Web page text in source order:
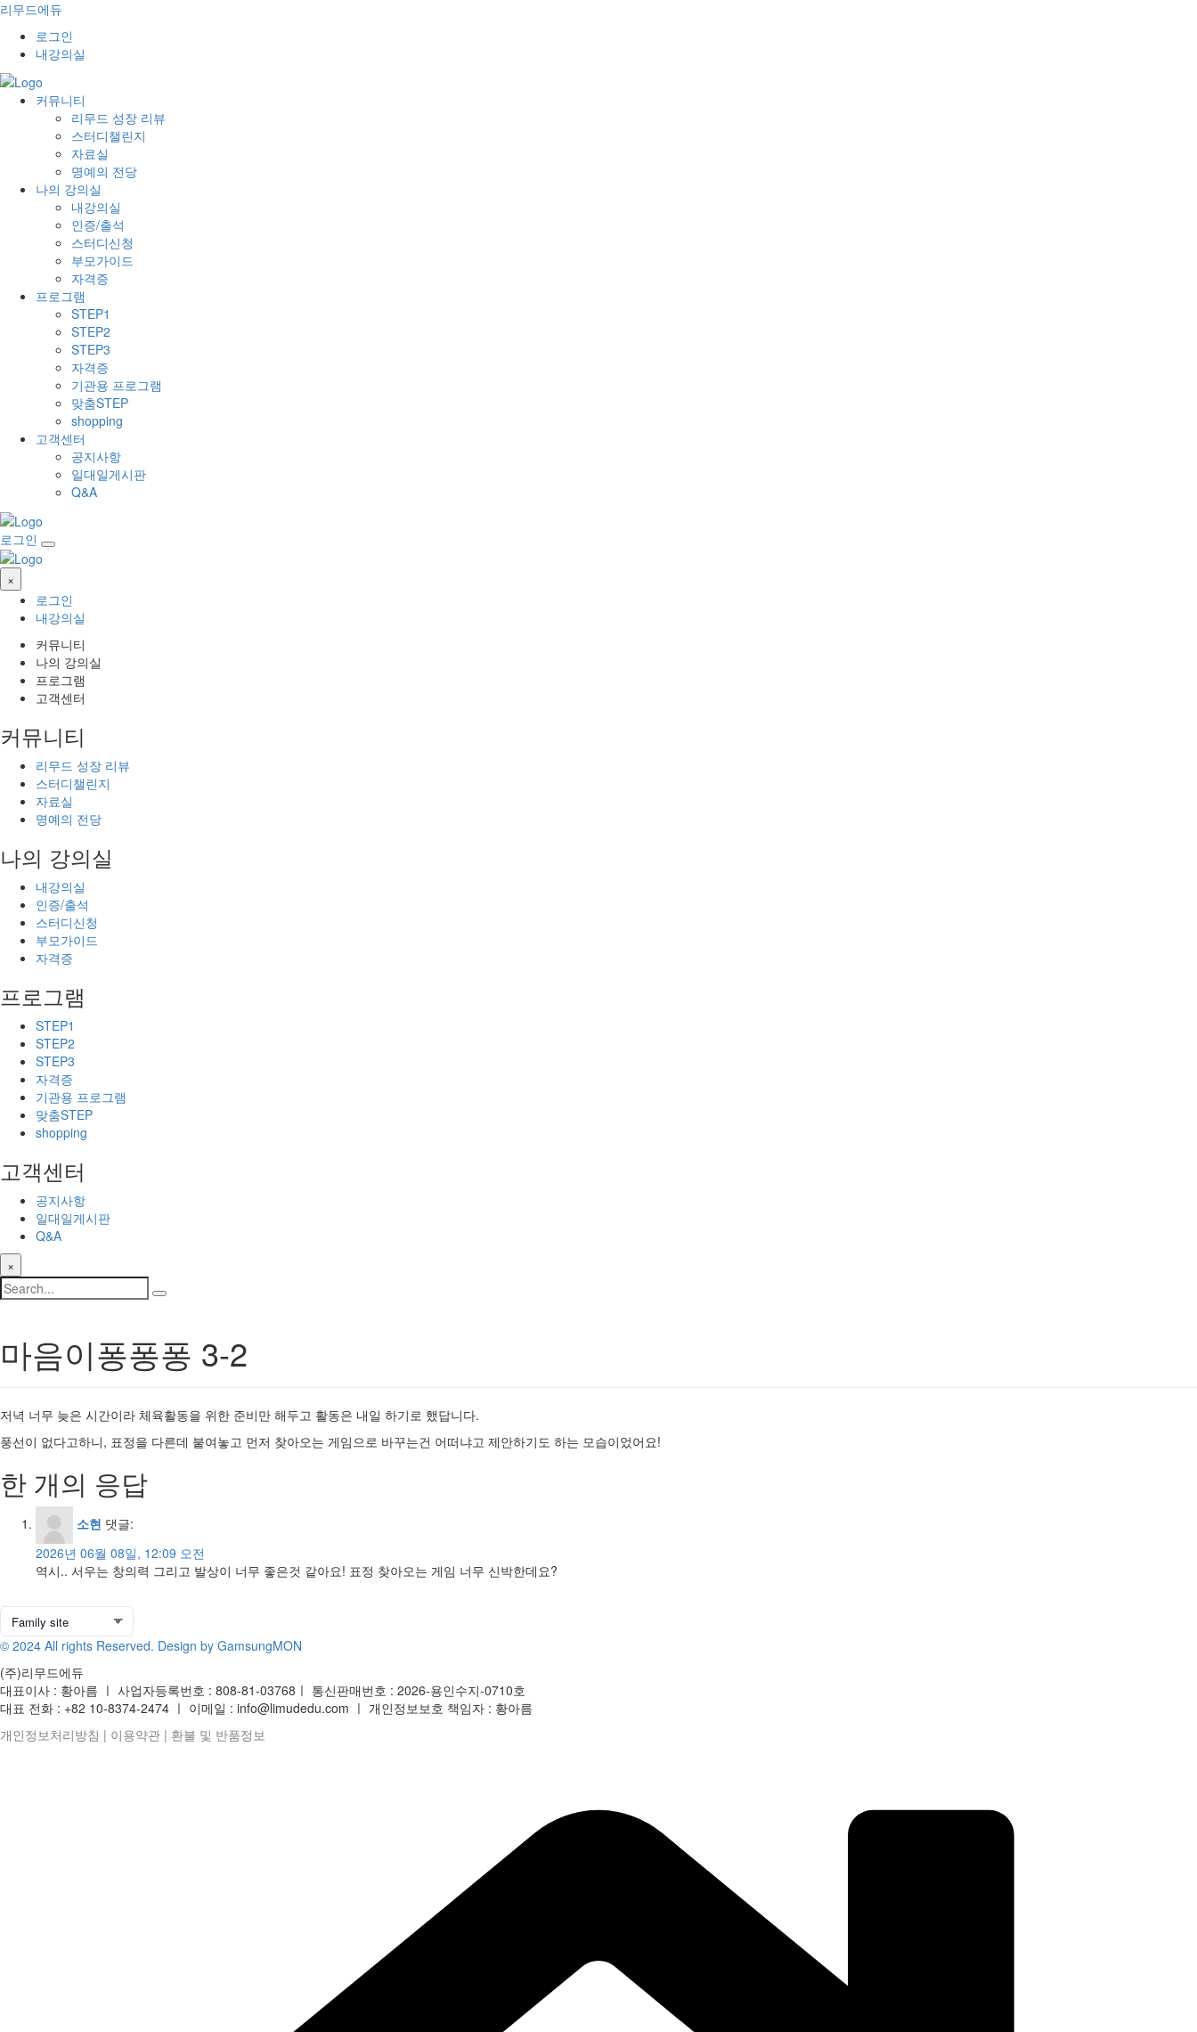
리무드에듀
로그인
내강의실
커뮤니티
리무드 성장 리뷰
스터디챌린지
자료실
명예의 전당
나의 강의실
내강의실
인증/출석
스터디신청
부모가이드
자격증
프로그램
STEP1
STEP2
STEP3
자격증
기관용 프로그램
맞춤STEP
shopping
고객센터
공지사항
일대일게시판
Q&A
로그인
×
로그인
내강의실
커뮤니티
나의 강의실
프로그램
고객센터
커뮤니티
리무드 성장 리뷰
스터디챌린지
자료실
명예의 전당
나의 강의실
내강의실
인증/출석
스터디신청
부모가이드
자격증
프로그램
STEP1
STEP2
STEP3
자격증
기관용 프로그램
맞춤STEP
shopping
고객센터
공지사항
일대일게시판
Q&A
×
마음이퐁퐁퐁 3-2
저녁 너무 늦은 시간이라 체육활동을 위한 준비만 해두고 활동은 내일 하기로 했답니다.
풍선이 없다고하니, 표정을 다른데 붙여놓고 먼저 찾아오는 게임으로 바꾸는건 어떠냐고 제안하기도 하는 모습이었어요!
한 개의 응답
소현 댓글:
2026년 06월 08일, 12:09 오전
역시.. 서우는 창의력 그리고 발상이 너무 좋은것 같아요! 표정 찾아오는 게임 너무 신박한데요?
© 2024 All rights Reserved. Design by GamsungMON
(주)리무드에듀
대표이사 : 황아름 ㅣ 사업자등록번호 : 808-81-03768ㅣ 통신판매번호 : 2026-용인수지-0710호
대표 전화 : +82 10-8374-2474 ㅣ 이메일 : info@limudedu.com ㅣ 개인정보보호 책임자 : 황아름
개인정보처리방침 | 이용약관 | 환불 및 반품정보